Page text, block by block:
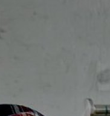
Våra varumärken